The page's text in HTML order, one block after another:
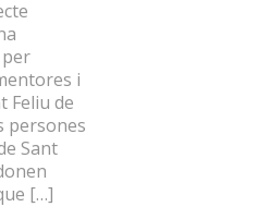
i
Feliu de
persones
Sant
[…]